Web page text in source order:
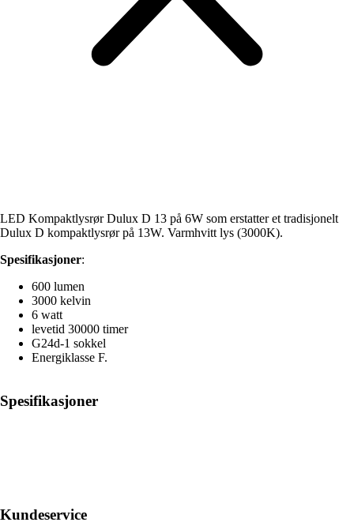
LED Kompaktlysrør Dulux D 13 på 6W som erstatter et tradisjonelt
Dulux D kompaktlysrør på 13W. Varmhvitt lys (3000K).
Spesifikasjoner:
600 lumen
3000 kelvin
6 watt
levetid 30000 timer
G24d-1 sokkel
Energiklasse F.
Spesifikasjoner
Kundeservice